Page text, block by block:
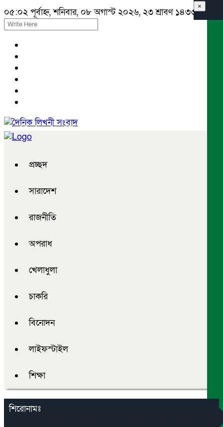
০৫:০২ পূর্বাহ্ন, শনিবার, ০৮ অগাস্ট ২০২৬, ২৩ শ্রাবণ ১৪৩৩ বঙ্গাব্দ
প্রচ্ছদ
সারাদেশ
রাজনীতি
অপরাধ
খেলাধুলা
চাকরি
বিনোদন
লাইফস্টাইল
শিক্ষা
শিরোনামঃ
×